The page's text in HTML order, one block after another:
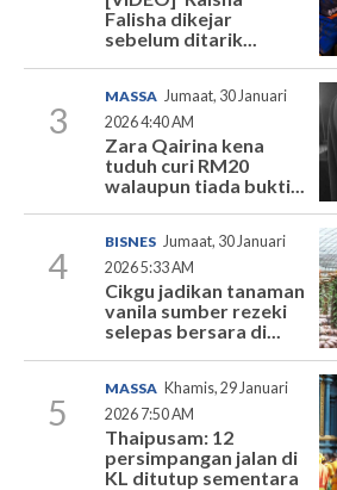
Falisha dikejar
sebelum ditarik...
3
MASSA Jumaat, 30 Januari
2026 4:40 AM
Zara Qairina kena
tuduh curi RM20
walaupun tiada bukti...
4
BISNES Jumaat, 30 Januari
2026 5:33 AM
Cikgu jadikan tanaman
vanila sumber rezeki
selepas bersara di...
5
MASSA Khamis, 29 Januari
2026 7:50 AM
Thaipusam: 12
persimpangan jalan di
KL ditutup sementara